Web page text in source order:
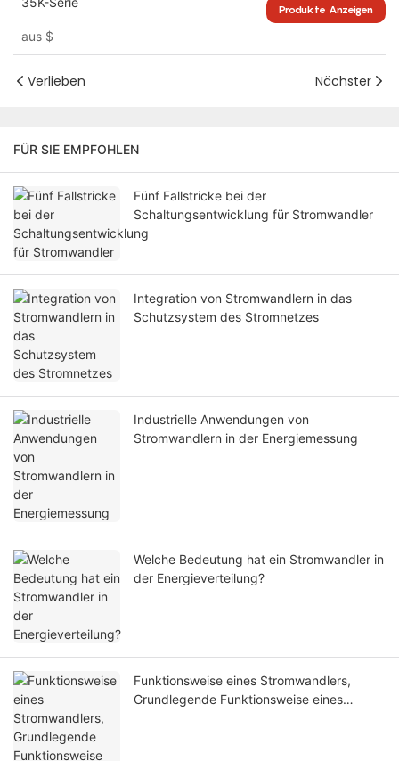
aus $
Produkte Anzeigen
Verlieben Nächster
FÜR SIE EMPFOHLEN
Fünf Fallstricke bei der
Schaltungsentwicklung für Stromwandler
Integration von Stromwandlern in das
Schutzsystem des Stromnetzes
Industrielle Anwendungen von
Stromwandlern in der Energiemessung
Welche Bedeutung hat ein Stromwandler in
der Energieverteilung?
Funktionsweise eines Stromwandlers,
Grundlegende Funktionsweise eines